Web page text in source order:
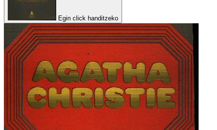
Egin click handitzeko